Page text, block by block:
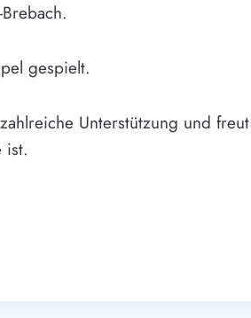
gespielt.
Unterstützung und
ist.